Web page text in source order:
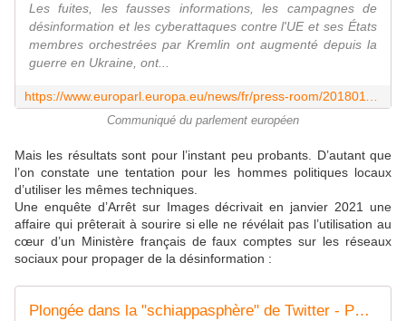
Les fuites, les fausses informations, les campagnes de
désinformation et les cyberattaques contre l'UE et ses États
membres orchestrées par Kremlin ont augmenté depuis la
guerre en Ukraine, ont...
Communiqué du parlement européen
Mais les résultats sont pour l’instant peu probants. D’autant que
l’on constate une tentation pour les hommes politiques locaux
d’utiliser les mêmes techniques.
Une enquête d’Arrêt sur Images décrivait en janvier 2021 une
affaire qui prêterait à sourire si elle ne révélait pas l’utilisation au
cœur d’un Ministère français de faux comptes sur les réseaux
sociaux pour propager de la désinformation :
Plongée dans la "schiappasphère" de Twitter - Par Pauline Bock | Arrêt sur images